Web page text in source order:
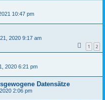
10:47 pm
2020 9:17 am
1 2
2020 6:21 pm
Datensätze
2:06 pm